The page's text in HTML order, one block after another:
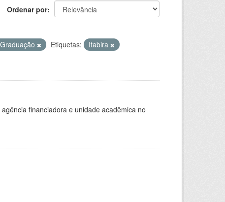
Ordenar por
Etiquetas:
Itabira
financiadora e unidade acadêmica no